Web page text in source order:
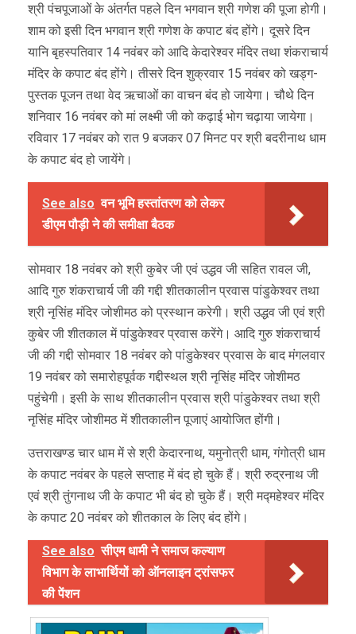
श्री पंचपूजाओं के अंतर्गत पहले दिन भगवान श्री गणेश की पूजा होगी।
शाम को इसी दिन भगवान श्री गणेश के कपाट बंद होंगे। दूसरे दिन
यानि बृहस्पतिवार 14 नवंबर को आदि केदारेश्वर मंदिर तथा शंकराचार्य
मंदिर के कपाट बंद होंगे। तीसरे दिन शुक्रवार 15 नवंबर को खड्ग-
पुस्तक पूजन तथा वेद ऋचाओं का वाचन बंद हो जायेगा। चौथे दिन
शनिवार 16 नवंबर को मां लक्ष्मी जी को कढ़ाई भोग चढ़ाया जायेगा।
रविवार 17 नवंबर को रात 9 बजकर 07 मिनट पर श्री बदरीनाथ धाम
के कपाट बंद हो जायेंगे।
See also वन भूमि हस्तांतरण को लेकर
डीएम पौड़ी ने की समीक्षा बैठक
सोमवार 18 नवंबर को श्री कुबेर जी एवं उद्धव जी सहित रावल जी,
आदि गुरु शंकराचार्य जी की गद्दी शीतकालीन प्रवास पांडुकेश्वर तथा
श्री नृसिंह मंदिर जोशीमठ को प्रस्थान करेगी। श्री उद्धव जी एवं श्री
कुबेर जी शीतकाल में पांडुकेश्वर प्रवास करेंगे। आदि गुरु शंकराचार्य
जी की गद्दी सोमवार 18 नवंबर को पांडुकेश्वर प्रवास के बाद मंगलवार
19 नवंबर को समारोहपूर्वक गद्दीस्थल श्री नृसिंह मंदिर जोशीमठ
पहुंचेगी। इसी के साथ शीतकालीन प्रवास श्री पांडुकेश्वर तथा श्री
नृसिंह मंदिर जोशीमठ में शीतकालीन पूजाएं आयोजित होंगी।
उत्तराखण्ड चार धाम में से श्री केदारनाथ, यमुनोत्री धाम, गंगोत्री धाम
के कपाट नवंबर के पहले सप्ताह में बंद हो चुके हैं। श्री रुद्रनाथ जी
एवं श्री तुंगनाथ जी के कपाट भी बंद हो चुके हैं। श्री मद्महेश्वर मंदिर
के कपाट 20 नवंबर को शीतकाल के लिए बंद होंगे।
See also सीएम धामी ने समाज कल्याण
विभाग के लाभार्थियों को ऑनलाइन ट्रांसफर
की पेंशन